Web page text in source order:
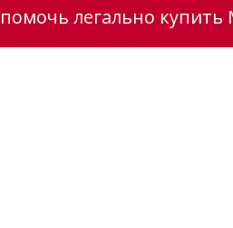
легально купить